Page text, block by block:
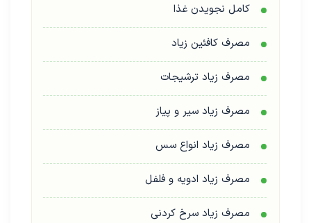
کامل نجویدن غذا
مصرف کافئین زیاد
مصرف زیاد ترشیجات
مصرف زیاد سیر و پیاز
مصرف زیاد انواع سس
مصرف زیاد ادویه و فلفل
مصرف زیاد سرخ کردنی